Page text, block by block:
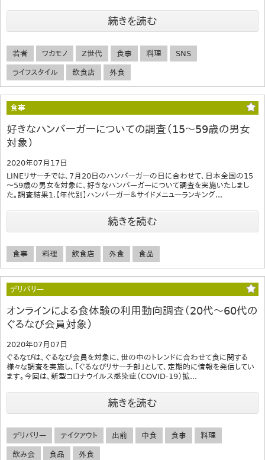
続きを読む
若者 ワカモノ Z世代 食事 料理 SNS
ライフスタイル 飲食店 外食
食事
好きなハンバーガーについての調査（15～59歳の男女
対象）
2020年07月17日
LINEリサーチでは、7月20日のハンバーガーの日に合わせて、日本全国の15
～59歳の男女を対象に、好きなハンバーガーについて調査を実施いたしまし
た。調査結果1.【年代別】ハンバーガー＆サイドメニューランキング...
続きを読む
食事 料理 飲食店 外食 食品
デリバリー
オンラインによる食体験の利用動向調査（20代～60代の
ぐるなび会員対象）
2020年07月07日
ぐるなびは、ぐるなび会員を対象に、世の中のトレンドに合わせて食に関する
様々な調査を実施し、「ぐるなびリサーチ部」として、定期的に情報を発信してい
ます。今回は、新型コロナウイルス感染症（COVID-19）拡...
続きを読む
デリバリー テイクアウト 出前 中食 食事 料理
飲み会 食品 外食